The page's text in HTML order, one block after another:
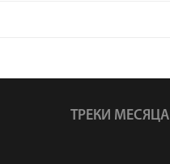
ТРЕКИ МЕСЯЦА